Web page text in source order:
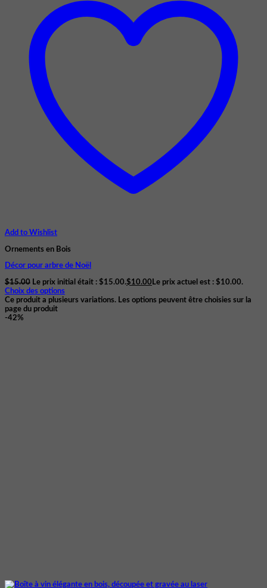
Add to Wishlist
Ornements en Bois
Décor pour arbre de Noël
$15.00 Le prix initial était : $15.00.$10.00 Le prix actuel est : $10.00.
Choix des options
Ce produit a plusieurs variations. Les options peuvent être choisies sur la
page du produit
-42%